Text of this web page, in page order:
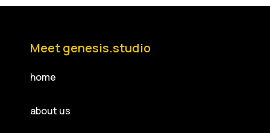
Meet genesis.studio
home
about us